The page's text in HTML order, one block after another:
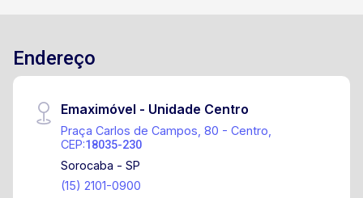
Endereço
Emaximóvel - Unidade Centro
Praça Carlos de Campos, 80 - Centro,
CEP:18035-230
Sorocaba - SP
(15) 2101-0900